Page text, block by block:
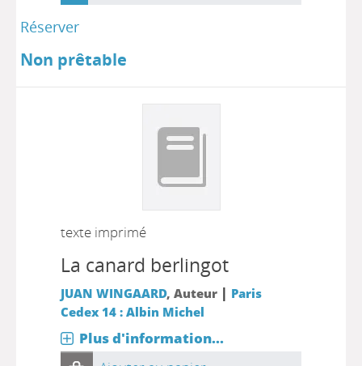
Réserver
Non prêtable
texte imprimé
La canard berlingot
JUAN WINGAARD, Auteur | Paris
Cedex 14 : Albin Michel
Plus d'information...